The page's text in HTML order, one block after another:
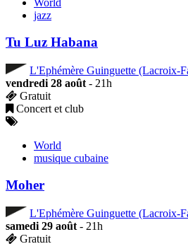
jazz
Tu Luz Habana
L'Ephémère Guinguette (Lacroix-
vendredi 28 août - 21h
Gratuit
Concert et club
World
musique cubaine
Moher
L'Ephémère Guinguette (Lacroix-
samedi 29 août - 21h
Gratuit